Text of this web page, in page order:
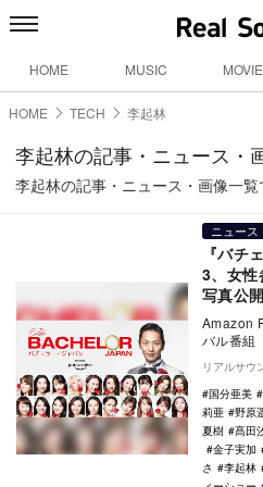
HOME MUSIC MOVIE
HOME TECH 李起林
李起林の記事・ニュース・
李起林の記事・ニュース・画像一覧
ニュース
『バチ
3、女
写真公
Amazon
バル番組
ン3が、
リアルサウ
国分亜美
莉亜
野原
夏樹
髙田
金子実加
さ
李起林